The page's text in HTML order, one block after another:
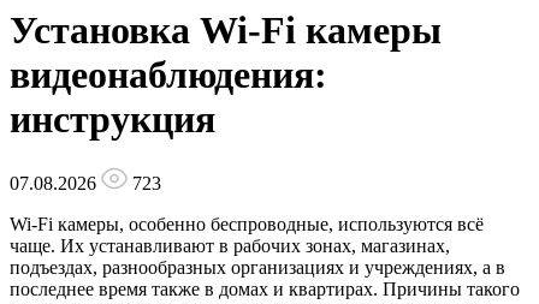
Установка Wi-Fi камеры
видеонаблюдения:
инструкция
07.08.2026
723
Wi-Fi камеры, особенно беспроводные, используются всё
чаще. Их устанавливают в рабочих зонах, магазинах,
подъездах, разнообразных организациях и учреждениях, а в
последнее время также в домах и квартирах. Причины такого